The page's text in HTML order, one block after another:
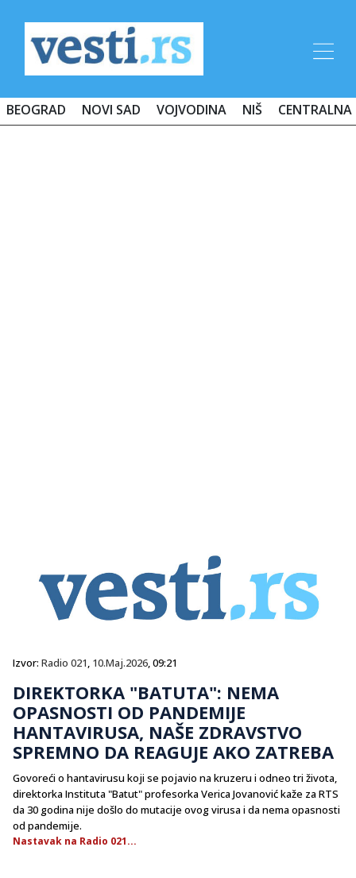
BEOGRAD NOVI SAD VOJVODINA NIŠ CENTRALNA
Izvor: Radio 021, 10.Maj.2026, 09:21
DIREKTORKA "BATUTA": NEMA
OPASNOSTI OD PANDEMIJE
HANTAVIRUSA, NAŠE ZDRAVSTVO
SPREMNO DA REAGUJE AKO ZATREBA
Govoreći o hantavirusu koji se pojavio na kruzeru i odneo tri života,
direktorka Instituta "Batut" profesorka Verica Jovanović kaže za RTS
da 30 godina nije došlo do mutacije ovog virusa i da nema opasnosti
od pandemije.
Nastavak na Radio 021...